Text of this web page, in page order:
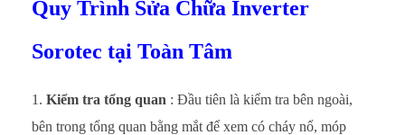
Quy Trình Sửa Chữa Inverter
Sorotec tại Toàn Tâm
Kiểm tra tổng quan : Đầu tiên là kiểm tra bên ngoài,
bên trong tổng quan bằng mắt để xem có cháy nổ, móp